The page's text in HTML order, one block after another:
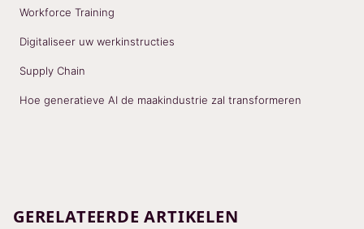
Workforce Training
Digitaliseer uw werkinstructies
Supply Chain
Hoe generatieve AI de maakindustrie zal transformeren
GERELATEERDE ARTIKELEN